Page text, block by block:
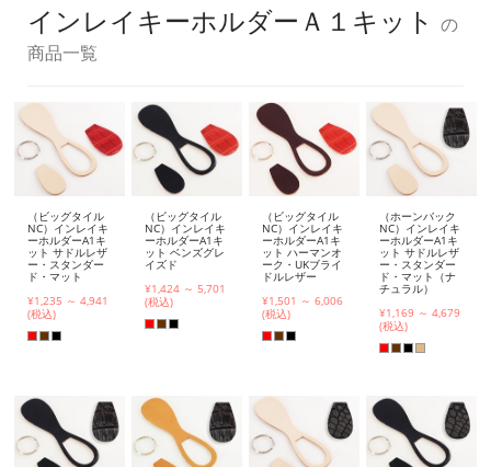
インレイキーホルダーＡ１キット の
商品一覧
（ビッグタイル
NC）インレイキ
ーホルダーA1キ
ット サドルレザ
ー・スタンダー
ド・マット
¥1,235 ～ 4,941
(税込)
（ビッグタイル
NC）インレイキ
ーホルダーA1キ
ット ベンズグレ
イズド
¥1,424 ～ 5,701
(税込)
（ビッグタイル
NC）インレイキ
ーホルダーA1キ
ット ハーマンオ
ーク・UKブライ
ドルレザー
¥1,501 ～ 6,006
(税込)
（ホーンバック
NC）インレイキ
ーホルダーA1キ
ット サドルレザ
ー・スタンダー
ド・マット（ナ
チュラル）
¥1,169 ～ 4,679
(税込)